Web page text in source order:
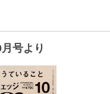
号より